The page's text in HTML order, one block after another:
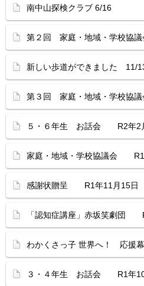
南中山探検クラブ 6/16
第２回 家庭・地域・学校協
新しい歩道ができました 11/
第３回 家庭・地域・学校協
５・６年生 お話会 R2年2
家庭・地域・学校協議会 R1
感謝状贈呈 R1年11月15日
「認知症講座」赤坂笑劇団
わかくさっ子 世界へ！ 応援
３・４年生 お話会 R1年10